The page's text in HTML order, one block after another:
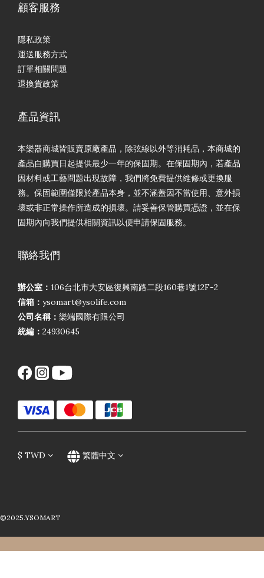
顧客服務
隱私政策
運送服務方式
訂單相關問題
退換貨政策
產品資訊
本樂器商城皆販賣原廠產品，除弦線以外等消耗品，本商城的
產品自購買日起提供最少一年的保固期。在保固期內，若產品
因材料或工藝問題出現故障，我們將免費提供維修或更換服
務。保固範圍僅限於產品本身，並不涵蓋因不當使用、意外損
壞或非正常操作所造成的損壞。請妥善保管購買憑證，並在保
固期內向我們提供相關資訊以便申請保固服務。
聯絡我們
辦公室： 106台北市大安區復興南路二段160巷1號12F-2
信箱： ysomart@ysolife.com
公司名稱： 樂端國際有限公司
統編： 24930645
$ TWD 繁體中文
©2025.YSOMART